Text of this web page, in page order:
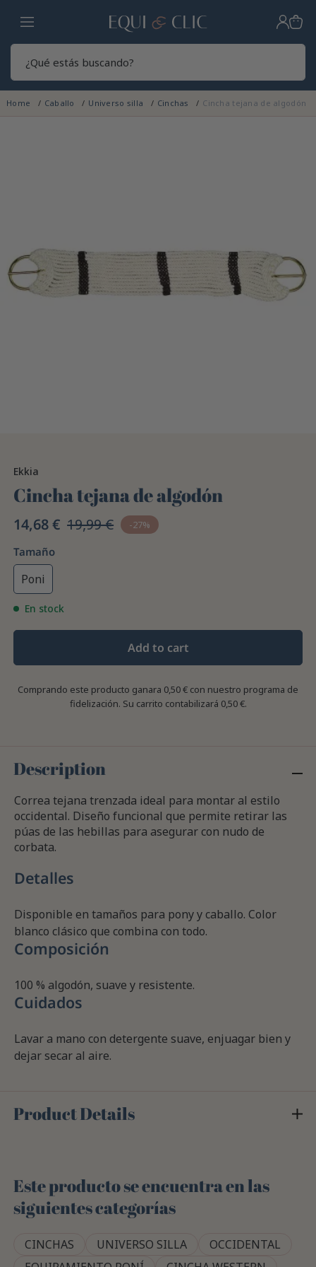
Hogar
Home Caballo Universo silla Cinchas Cincha tejana de algodón
Ekkia
Cincha tejana de algodón
14,68 € 19,99 € -27%
Tamaño
Poni
En stock
Add to cart
Comprando este producto ganara 0,50 € con nuestro programa de
fidelización. Su carrito contabilizará 0,50 €.
Description
Correa tejana trenzada ideal para montar al estilo
occidental. Diseño funcional que permite retirar las
púas de las hebillas para asegurar con nudo de
corbata.
Detalles
Disponible en tamaños para pony y caballo. Color
blanco clásico que combina con todo.
Composición
100 % algodón, suave y resistente.
Cuidados
Lavar a mano con detergente suave, enjuagar bien y
dejar secar al aire.
Product Details
Este producto se encuentra en las
siguientes categorías
CINCHAS UNIVERSO SILLA
OCCIDENTAL